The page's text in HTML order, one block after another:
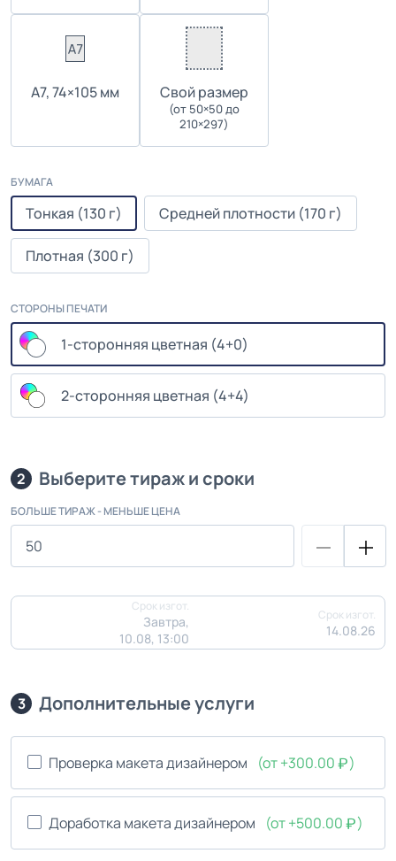
А7, 74×105 мм Cвой размер
(от 50×50 до
210×297)
БУМАГА
Тонкая (130 г) Средней плотности (170 г)
Плотная (300 г)
СТОРОНЫ ПЕЧАТИ
1-сторонняя цветная (4+0)
2-сторонняя цветная (4+4)
2 Выберите тираж и сроки
БОЛЬШЕ ТИРАЖ - МЕНЬШЕ ЦЕНА
Срок изгот.
Завтра,
10.08, 13:00
Срок изгот.
14.08.26
3 Дополнительные услуги
Проверка макета дизайнером (от +300.00 )
Доработка макета дизайнером (от +500.00 )